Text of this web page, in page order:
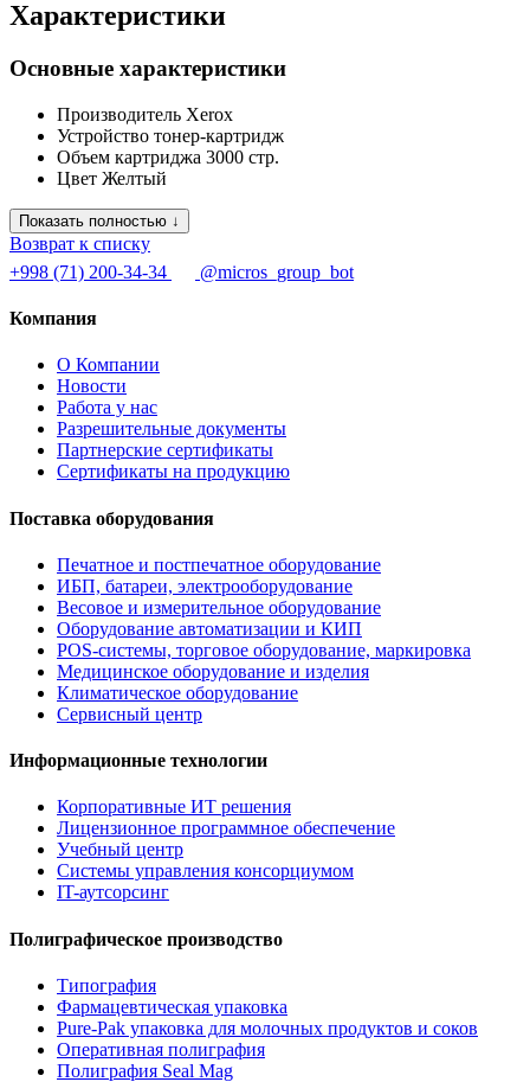
Характеристики
Основные характеристики
Производитель Xerox
Устройство тонер-картридж
Объем картриджа 3000 стр.
Цвет Желтый
Показать полностью ↓
Возврат к списку
+998 (71) 200-34-34
@micros_group_bot
Компания
О Компании
Новости
Работа у нас
Разрешительные документы
Партнерские сертификаты
Сертификаты на продукцию
Поставка оборудования
Печатное и постпечатное оборудование
ИБП, батареи, электрооборудование
Весовое и измерительное оборудование
Оборудование автоматизации и КИП
POS-системы, торговое оборудование, маркировка
Медицинское оборудование и изделия
Климатическое оборудование
Сервисный центр
Информационные технологии
Корпоративные ИТ решения
Лицензионное программное обеспечение
Учебный центр
Системы управления консорциумом
IT-аутсорсинг
Полиграфическое производство
Типография
Фармацевтическая упаковка
Pure-Pak упаковка для молочных продуктов и соков
Оперативная полиграфия
Полиграфия Seal Mag